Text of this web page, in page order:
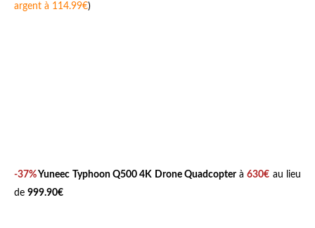
argent à 114.99€)
-37%Yuneec Typhoon Q500 4K Drone Quadcopterà630€ au lieu
de 999.90€